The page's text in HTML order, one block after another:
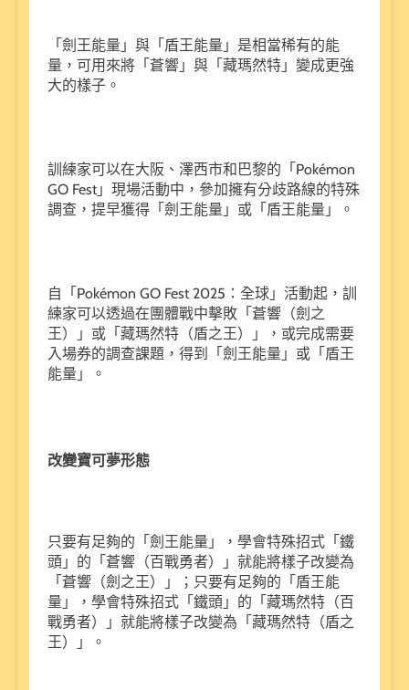
「劍王能量」與「盾王能量」是相當稀有的能
量，可用來將「蒼響」與「藏瑪然特」變成更強
大的樣子。
訓練家可以在大阪、澤西市和巴黎的「Pokémon
GO Fest」現場活動中，參加擁有分歧路線的特殊
調查，提早獲得「劍王能量」或「盾王能量」。
自「Pokémon GO Fest 2025：全球」活動起，訓
練家可以透過在團體戰中擊敗「蒼響（劍之
王）」或「藏瑪然特（盾之王）」，或完成需要
入場券的調查課題，得到「劍王能量」或「盾王
能量」。
改變寶可夢形態
只要有足夠的「劍王能量」，學會特殊招式「鐵
頭」的「蒼響（百戰勇者）」就能將樣子改變為
「蒼響（劍之王）」；只要有足夠的「盾王能
量」，學會特殊招式「鐵頭」的「藏瑪然特（百
戰勇者）」就能將樣子改變為「藏瑪然特（盾之
王）」。